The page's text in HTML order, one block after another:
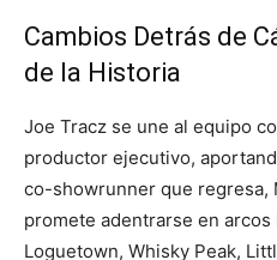
Cambios Detrás de
de la Historia
Joe Tracz se une al equipo
productor ejecutivo,
co-showrunner que regresa,
promete adentrarse en
Loguetown, Whisky Peak,